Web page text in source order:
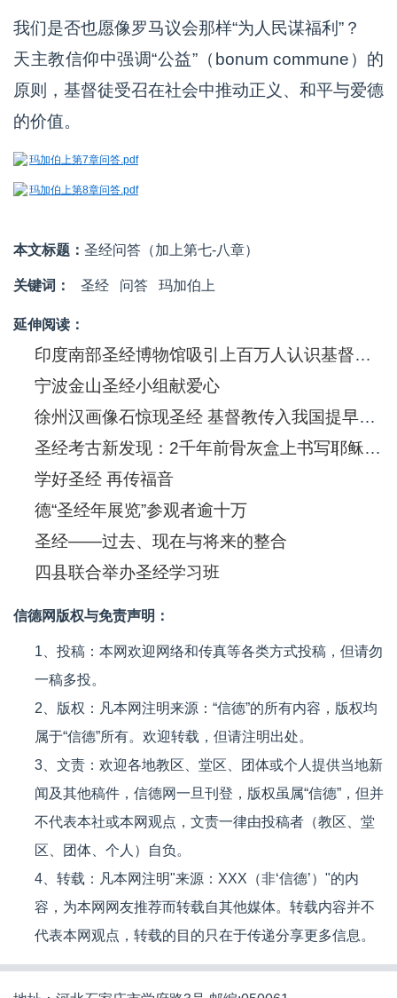
我们是否也愿像罗马议会那样“为人民谋福利”？
天主教信仰中强调“公益”（bonum commune）的
原则，基督徒受召在社会中推动正义、和平与爱德
的价值。
玛加伯上第7章问答.pdf
玛加伯上第8章问答.pdf
本文标题： 圣经问答（加上第七-八章）
关键词： 圣经 问答 玛加伯上
延伸阅读：
印度南部圣经博物馆吸引上百万人认识基督信息
宁波金山圣经小组献爱心
徐州汉画像石惊现圣经 基督教传入我国提早550年
圣经考古新发现：2千年前骨灰盒上书写耶稣(图)
学好圣经 再传福音
德“圣经年展览”参观者逾十万
圣经——过去、现在与将来的整合
四县联合举办圣经学习班
信德网版权与免责声明：
1、投稿：本网欢迎网络和传真等各类方式投稿，但请勿
一稿多投。
2、版权：凡本网注明来源：“信德”的所有内容，版权均
属于“信德”所有。欢迎转载，但请注明出处。
3、文责：欢迎各地教区、堂区、团体或个人提供当地新
闻及其他稿件，信德网一旦刊登，版权虽属“信德”，但并
不代表本社或本网观点，文责一律由投稿者（教区、堂
区、团体、个人）自负。
4、转载：凡本网注明"来源：XXX（非‘信德’）"的内
容，为本网网友推荐而转载自其他媒体。转载内容并不
代表本网观点，转载的目的只在于传递分享更多信息。